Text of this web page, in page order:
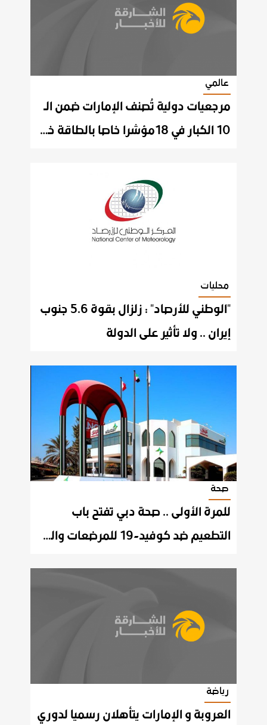
عالمي
مرجعيات دولية تُصنف الإمارات ضمن الـ
10 الكبار في 18مؤشرا خاصا بالطاقة خلال 2020
محليات
"الوطني للأرصاد" : زلزال بقوة 5.6 جنوب
إيران .. ولا تأثير على الدولة
صحة
للمرة الأولى .. صحة دبي تفتح باب
التطعيم ضد كوفيد-19 للمرضعات والمُقبلات على الحمل
رياضة
العروبة و الإمارات يتأهلان رسميا لدوري